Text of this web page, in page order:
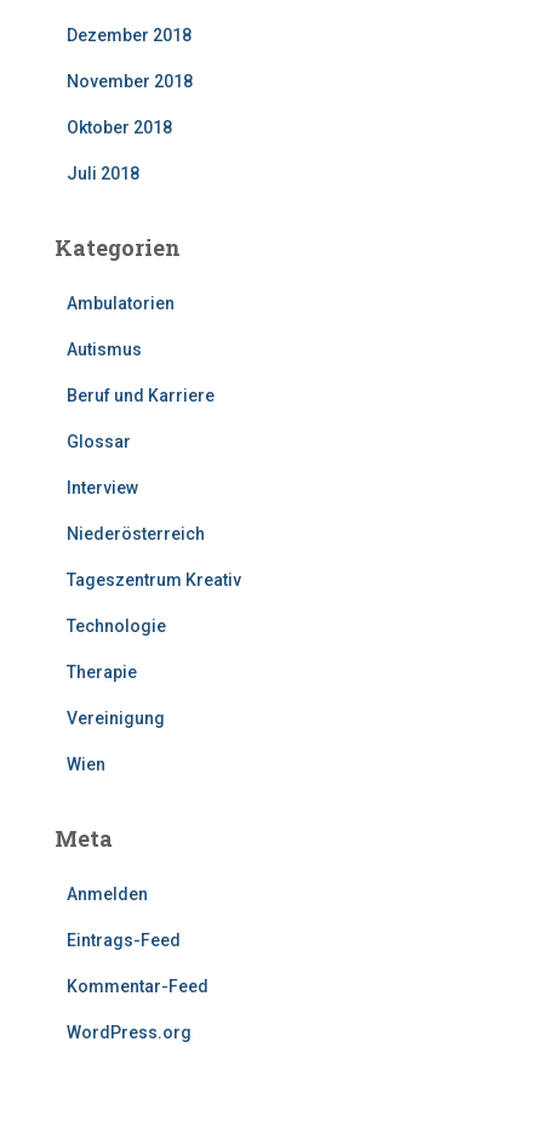
Dezember 2018
November 2018
Oktober 2018
Juli 2018
Kategorien
Ambulatorien
Autismus
Beruf und Karriere
Glossar
Interview
Niederösterreich
Tageszentrum Kreativ
Technologie
Therapie
Vereinigung
Wien
Meta
Anmelden
Eintrags-Feed
Kommentar-Feed
WordPress.org